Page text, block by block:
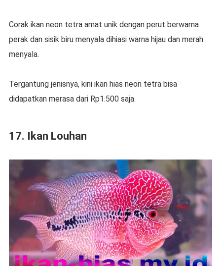
Corak ikan neon tetra amat unik dengan perut berwarna
perak dan sisik biru menyala dihiasi warna hijau dan merah
menyala.
Tergantung jenisnya, kini ikan hias neon tetra bisa
didapatkan merasa dari Rp1.500 saja.
17. Ikan Louhan